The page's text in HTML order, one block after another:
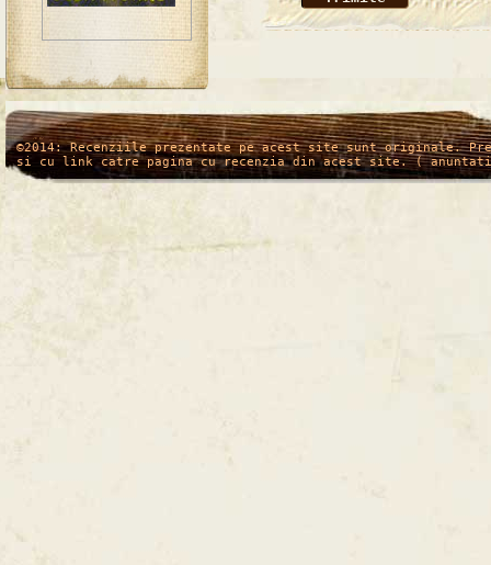
/* */
©2014: Recenziile prezentate pe acest site sunt originale.
si cu link catre pagina cu recenzia din acest site. (